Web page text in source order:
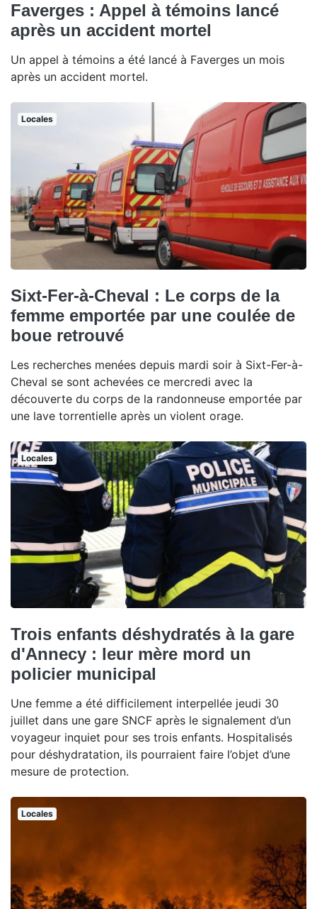
Faverges : Appel à témoins lancé
après un accident mortel
Un appel à témoins a été lancé à Faverges un mois
après un accident mortel.
Locales
Sixt-Fer-à-Cheval : Le corps de la
femme emportée par une coulée de
boue retrouvé
Les recherches menées depuis mardi soir à Sixt-Fer-à-
Cheval se sont achevées ce mercredi avec la
découverte du corps de la randonneuse emportée par
une lave torrentielle après un violent orage.
Locales
Trois enfants déshydratés à la gare
d'Annecy : leur mère mord un
policier municipal
Une femme a été difficilement interpellée jeudi 30
juillet dans une gare SNCF après le signalement d’un
voyageur inquiet pour ses trois enfants. Hospitalisés
pour déshydratation, ils pourraient faire l’objet d’une
mesure de protection.
Locales